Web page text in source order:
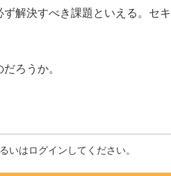
解決すべき課題といえる。セ
ろうか。
いはログインしてください。